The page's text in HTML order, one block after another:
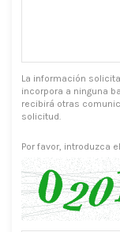
La información
incorpora a ninguna
recibirá otras
solicitud.
Por favor, introduzca